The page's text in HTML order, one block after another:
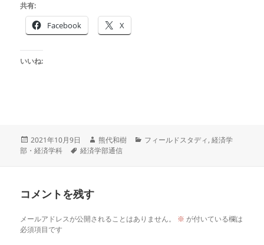
共有:
Facebook X
いいね:
投
稿
2021年10月9日
作
成
熊代和樹
カ
フィールドスタディ,経済学
部・経済学科
タ
経済学部通信
コメントを残す
メールアドレスが公開されることはありません。 ※ が付いている欄は
必須項目です